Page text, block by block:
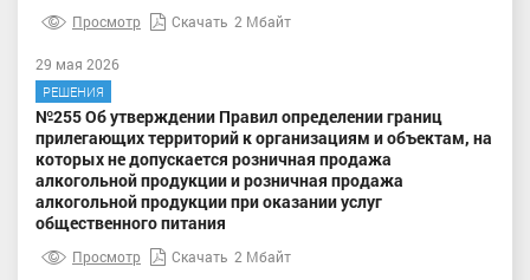
Просмотр Скачать 2 Мбайт
29 мая 2026
РЕШЕНИЯ
№255 Об утверждении Правил определении границ
прилегающих территорий к организациям и объектам, на
которых не допускается розничная продажа
алкогольной продукции и розничная продажа
алкогольной продукции при оказании услуг
общественного питания
Просмотр Скачать 2 Мбайт